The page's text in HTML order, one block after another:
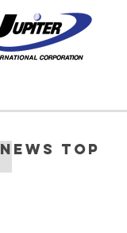
News Top